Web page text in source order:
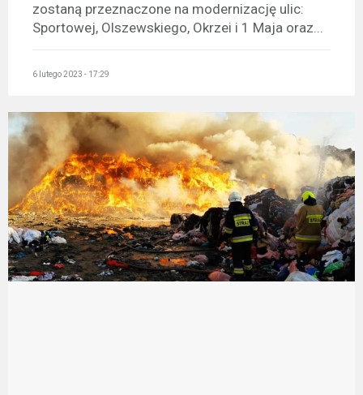
zostaną przeznaczone na modernizację ulic:
Sportowej, Olszewskiego, Okrzei i 1 Maja oraz...
6 lutego 2023 - 17:29